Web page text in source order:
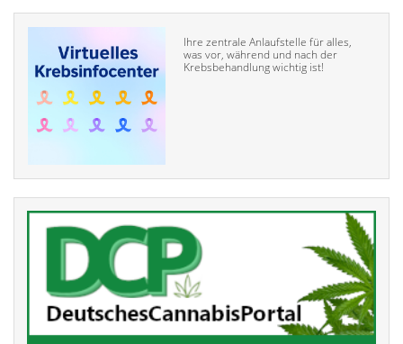
Ihre zentrale Anlaufstelle für alles,
was vor, während und nach der
Krebsbehandlung wichtig ist!